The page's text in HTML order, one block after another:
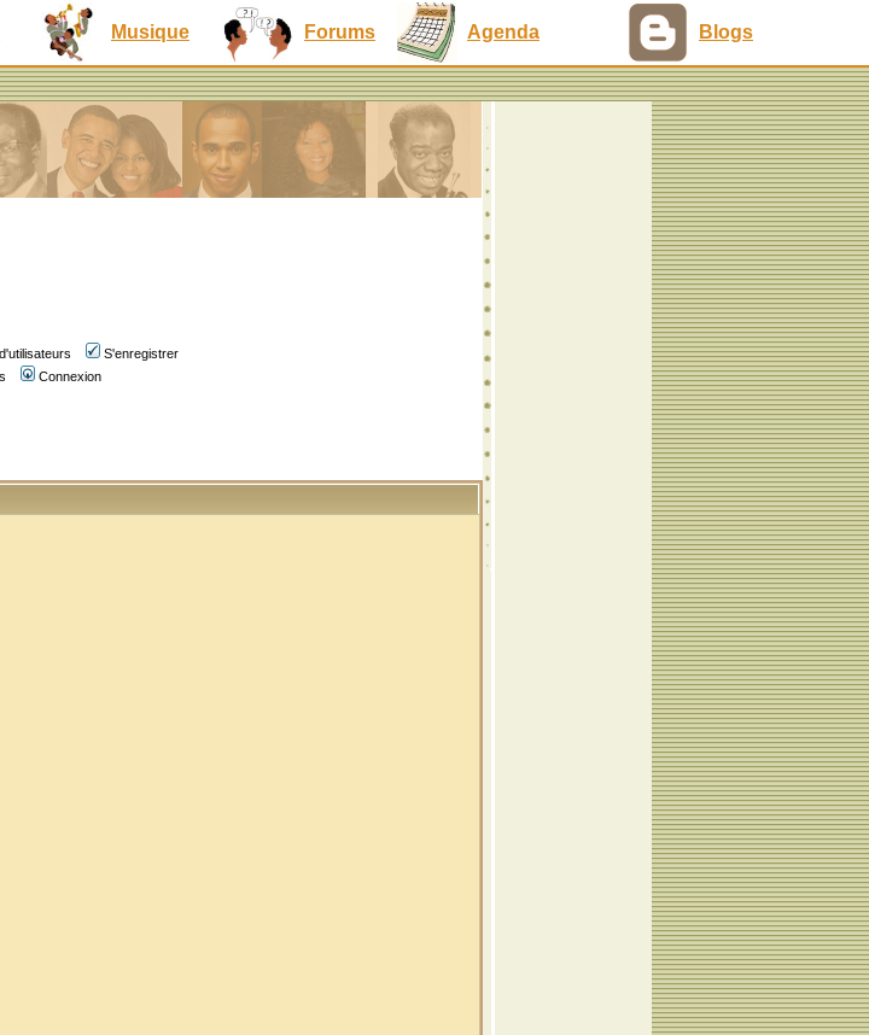
Musique Forums Agenda Blogs
S'enregistrer
Connexion